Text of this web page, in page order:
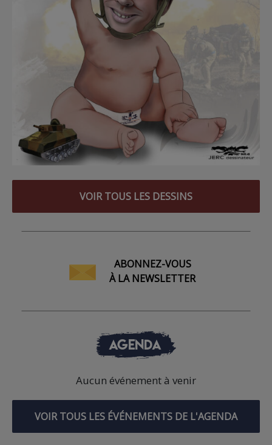
VOIR TOUS LES DESSINS
ABONNEZ-VOUS
À LA NEWSLETTER
AGENDA
Aucun événement à venir
VOIR TOUS LES ÉVÉNEMENTS DE L'AGENDA